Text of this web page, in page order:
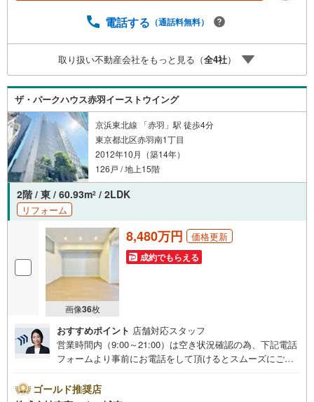
スライトは出金と譲渡はできません。ご案内・詳細な資料
時受け付けております！■頭金0円からのご購入可能です■
（諸費用もOK）お気軽にお問い合わせください。
電話する （通話料無料）
取り扱い不動産会社をもっと見る（全4社）
ザ・パークハウス赤羽イーストウイング
京浜東北線 「赤羽」駅 徒歩4分
東京都北区赤羽南1丁目
2012年10月（築14年）
126戸 / 地上15階
2階 / 東 / 60.93m2 / 2LDK
リフォーム
画像36枚
8,480万円 価格更新
成約でもらえる
おすすめポイント 店舗対応スタッフ
営業時間内（9:00～21:00）は空き状況確認の為、下記電話
フォームより事前にお電話をして頂けるとスムーズにご案
カレンダーの作成▽ご購入後もお客様の人生のパートナー
ゴールド推奨店